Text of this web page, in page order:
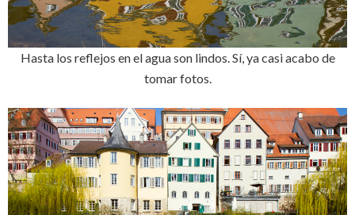
Hasta los reflejos en el agua son lindos. Sí, ya casi acabo de
tomar fotos.